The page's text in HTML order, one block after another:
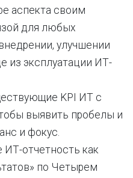
аспекта своим
для любых
улучшении
из эксплуатации ИТ-
KPI ИТ с
выявить пробелы и
и фокус.
отчетность как
по Четырем